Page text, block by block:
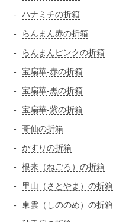
ハナミチの折箱
らんまん赤の折箱
らんまんピンクの折箱
宝扇華-赤の折箱
宝扇華-黒の折箱
宝扇華-紫の折箱
哥仙の折箱
かすりの折箱
根来（ねごろ）の折箱
里山（さとやま）の折箱
東雲（しののめ）の折箱